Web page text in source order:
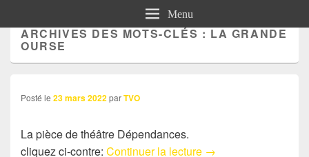
Menu
ARCHIVES DES MOTS-CLÉS : LA GRANDE
OURSE
Posté le 23 mars 2022parTVO
La pièce de théâtre Dépendances.
cliquez ci-contre: Continuer la lecture Actu: Dépendances
→